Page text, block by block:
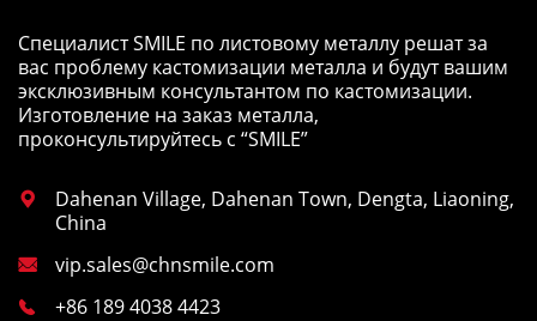
Специалист SMILE по листовому металлу решат за
вас проблему кастомизации металла и будут вашим
эксклюзивным консультантом по кастомизации.
Изготовление на заказ металла,
проконсультируйтесь с “SMILE”

Dahenan Village, Dahenan Town, Dengta, Liaoning,
China
 vip.sales@chnsmile.com
 +86 189 4038 4423